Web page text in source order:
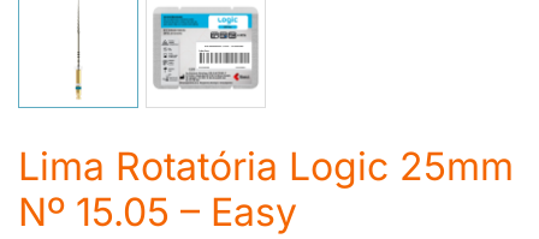
Lima Rotatória Logic 25mm
Nº 15.05 – Easy